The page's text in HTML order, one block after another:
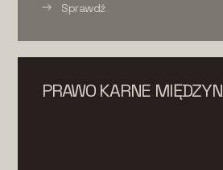
Sprawdź
PRAWO KARNE